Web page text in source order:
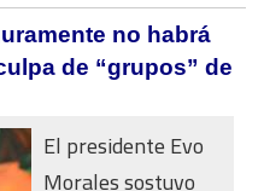
no habrá
de “grupos” de
El presidente Evo
Morales sostuvo